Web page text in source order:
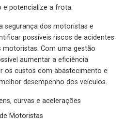
e potencialize a frota.
segurança dos motoristas e
possíveis riscos de acidentes
Com uma gestão
aumentar a eficiência
os custos com abastecimento e
desempenho dos veículos.
curvas e acelerações
Motoristas